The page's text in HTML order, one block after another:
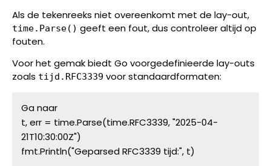
Als de tekenreeks niet overeenkomt met de lay-out,
time.Parse() geeft een fout, dus controleer altijd op
fouten.
Voor het gemak biedt Go voorgedefinieerde lay-outs
zoals tijd.RFC3339 voor standaardformaten:
Ga naar
t, err = time.Parse(time.RFC3339, "2025-04-
21T10:30:00Z")
fmt.Println("Geparsed RFC3339 tijd:", t)